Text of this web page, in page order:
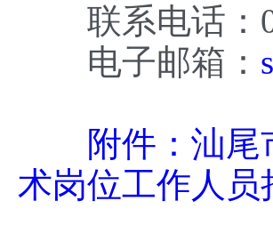
联系电话：
电子邮箱：
附件：汕
术岗位工作人员